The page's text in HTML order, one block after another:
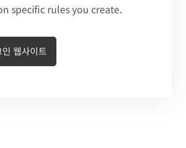
specific rules you create.
웹사이트